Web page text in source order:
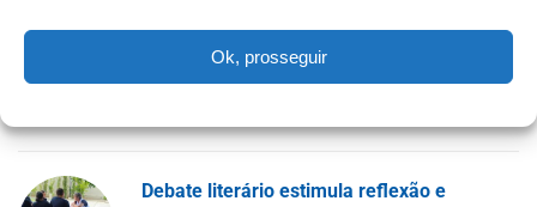
Ok, prosseguir
escolar em
Debate literário estimula reflexão e